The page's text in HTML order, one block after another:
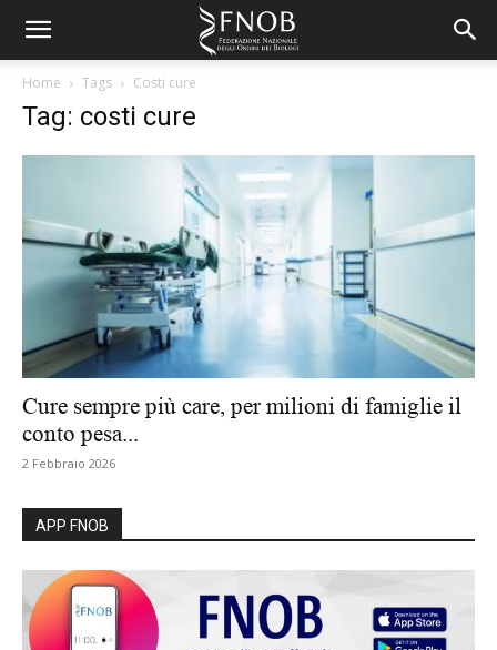
Home Tags Costi cure
Tag: costi cure
Cure sempre più care, per milioni di famiglie il
conto pesa...
2 Febbraio 2026
APP FNOB